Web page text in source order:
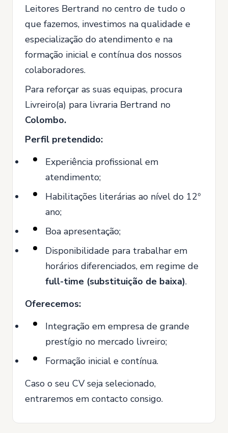
Leitores Bertrand no centro de tudo o
que fazemos, investimos na qualidade e
especialização do atendimento e na
formação inicial e contínua dos nossos
colaboradores.
Para reforçar as suas equipas, procura
Livreiro(a) para livraria Bertrand no
Colombo.
Perfil pretendido:
Experiência profissional em
atendimento;
Habilitações literárias ao nível do 12º
ano;
Boa apresentação;
Disponibilidade para trabalhar em
horários diferenciados, em regime de
full-time (substituição de baixa).
Oferecemos:
Integração em empresa de grande
prestígio no mercado livreiro;
Formação inicial e contínua.
Caso o seu CV seja selecionado,
entraremos em contacto consigo.